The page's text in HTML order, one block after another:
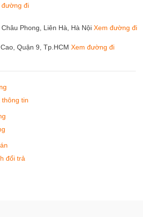
đường đi
Phong, Liên Hà, Hà Nội Xem đường đi
Quận 9, Tp.HCM Xem đường đi
tin
đổi trả